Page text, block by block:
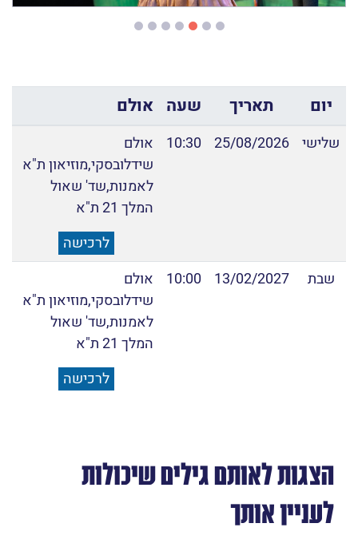
יום תאריך שעה אולם
שלישי 25/08/2026
10:30
אולם
שידלובסקי,מוזיאון ת"א
לאמנות,שד' שאול
המלך 21 ת"א
לרכישה
שבת
13/02/2027
10:00
אולם
שידלובסקי,מוזיאון ת"א
לאמנות,שד' שאול
המלך 21 ת"א
לרכישה
הצגות לאותם גילים שיכולות
לעניין אותך